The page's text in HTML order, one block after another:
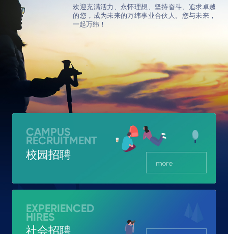
欢迎充满活力、永怀理想、坚持奋斗、追求卓越
的您，成为未来的万纬事业合伙人。您与未来，
一起万纬！
CAMPUS
RECRUITMENT
校园招聘
more
EXPERIENCED
HIRES
社会招聘